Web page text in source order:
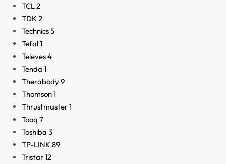
TCL2
TDK 2
Technics5
Tefal1
Televes4
Tenda 1
Therabody9
Thomson1
Thrustmaster1
Tooq 7
Toshiba 3
TP-LINK 89
Tristar12